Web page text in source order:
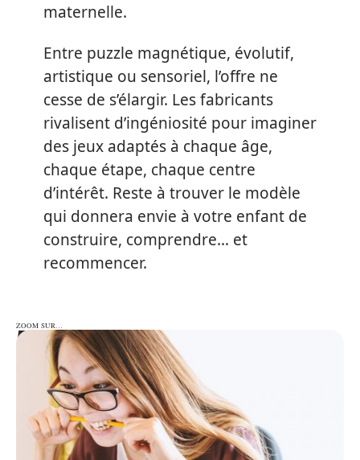
maternelle.
Entre puzzle magnétique, évolutif,
artistique ou sensoriel, l’offre ne
cesse de s’élargir. Les fabricants
rivalisent d’ingéniosité pour imaginer
des jeux adaptés à chaque âge,
chaque étape, chaque centre
d’intérêt. Reste à trouver le modèle
qui donnera envie à votre enfant de
construire, comprendre… et
recommencer.
ZOOM SUR…
ZOOM SUR…